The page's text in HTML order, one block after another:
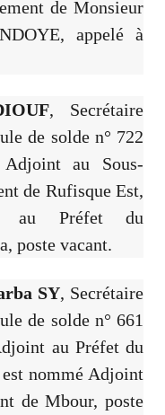
de Monsieur
appelé à
, Secrétaire
de solde n° 722
Adjoint au Sous-
de Rufisque Est,
au Préfet du
poste vacant.
SY, Secrétaire
de solde n° 661
au Préfet du
nommé Adjoint
de Mbour, poste